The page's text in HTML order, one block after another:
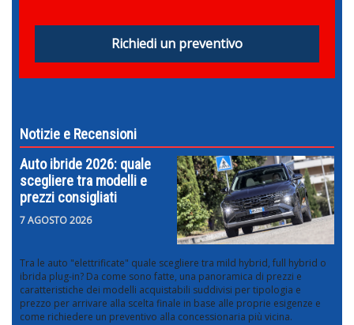
Richiedi un preventivo
Notizie e Recensioni
Auto ibride 2026: quale
scegliere tra modelli e
prezzi consigliati
7 AGOSTO 2026
Tra le auto "elettrificate" quale scegliere tra mild hybrid, full hybrid o
ibrida plug-in? Da come sono fatte, una panoramica di prezzi e
caratteristiche dei modelli acquistabili suddivisi per tipologia e
prezzo per arrivare alla scelta finale in base alle proprie esigenze e
come richiedere un preventivo alla concessionaria più vicina.